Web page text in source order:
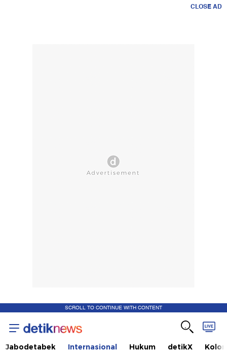
CLOSE AD
SCROLL TO CONTINUE WITH CONTENT
Jabodetabek Internasional Hukum detikX